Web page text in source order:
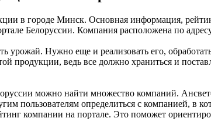
в городе Минск. Основная информация,
Белоруссии. Компания расположена по
урожай. Нужно еще и реализовать его,
продукции, ведь все должно храниться и
можно найти множество компаний.
пользователям определиться с компанией, в
компании на портале. Это поможет